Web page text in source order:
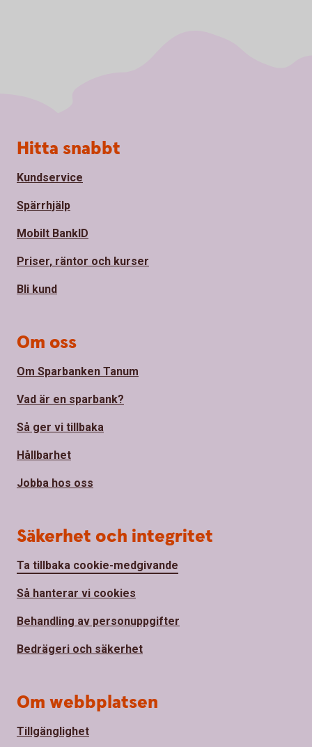
Sidfot
Hitta snabbt
Kundservice
Spärrhjälp
Mobilt BankID
Priser, räntor och kurser
Bli kund
Om oss
Om Sparbanken Tanum
Vad är en sparbank?
Så ger vi tillbaka
Hållbarhet
Jobba hos oss
Säkerhet och integritet
Ta tillbaka cookie-medgivande
Så hanterar vi cookies
Behandling av personuppgifter
Bedrägeri och säkerhet
Om webbplatsen
Tillgänglighet